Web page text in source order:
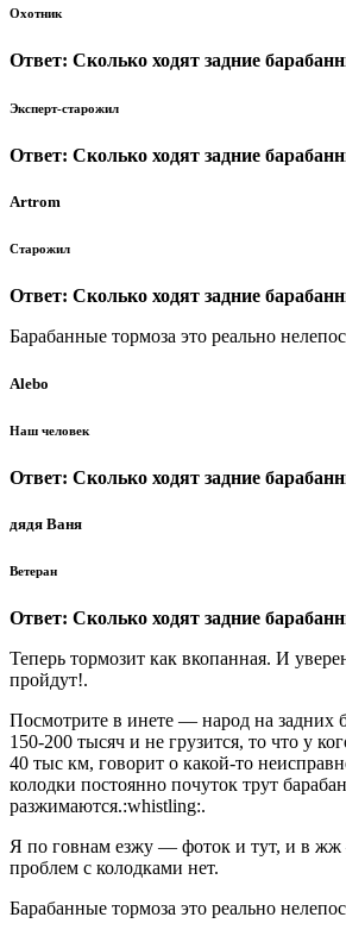
Охотник
Ответ: Сколько ходят задние
Эксперт-старожил
Ответ: Сколько ходят задние
Artrom
Старожил
Ответ: Сколько ходят задние
Барабанные тормоза это реально
Alebo
Наш человек
Ответ: Сколько ходят задние
дядя Ваня
Ветеран
Ответ: Сколько ходят задние
Теперь тормозит как вкопанная. И
пройдут!.
Посмотрите в инете — народ на задних
150-200 тысяч и не грузится, то что у
40 тыс км, говорит о какой-то
колодки постоянно почуток трут
разжимаются.:whistling:.
Я по говнам езжу — фоток и тут, и в
проблем с колодками нет.
Барабанные тормоза это реально